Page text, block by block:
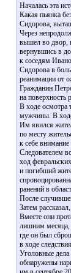
Началась эта
Какая пьянка
Сидорова,
Через
вышел во двор,
вернувшись в
к соседям
Сидорова в
реанимации от
Гражданин
на
В ходе осмотра
мужчины. В ходе
Им явился
по месту
к себе внимание
Следователем
ход
и погибший
ранений в
После
Затем
Вместе они
лишним месяца,
где он был
в ходе
Уголовные дела
обнаружены